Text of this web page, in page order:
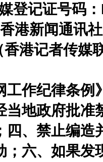
登记证号码
港新闻通讯
港记者传媒
工作纪律条
当地政府批
四、禁止编造
；六、如果发